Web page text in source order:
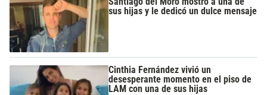
sus hijas y le dedicó un dulce mensaje
Cinthia Fernández vivió un
desesperante momento en el piso de
LAM con una de sus hijas